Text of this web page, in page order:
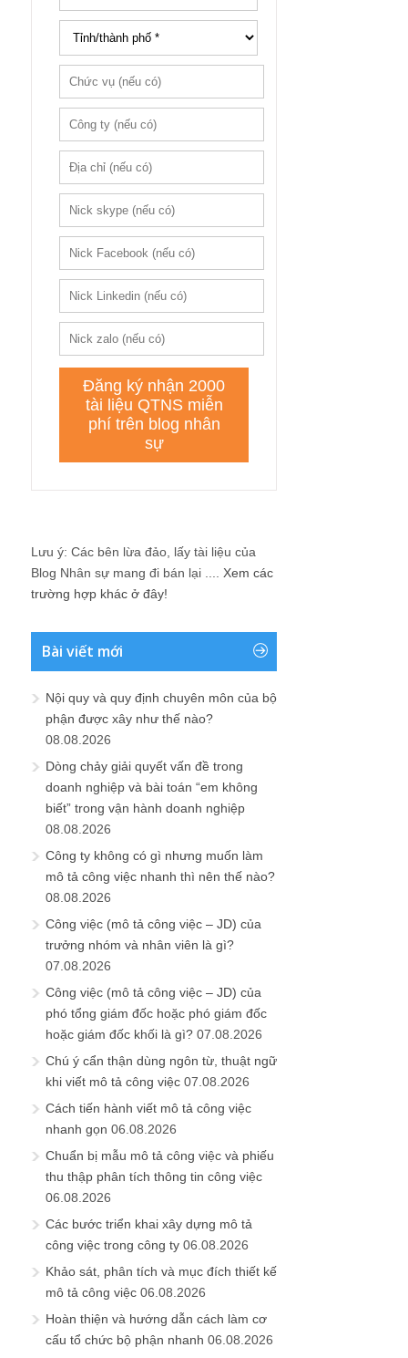
Lưu ý: Các bên lừa đảo, lấy tài liệu của
Blog Nhân sự mang đi bán lại .... Xem các
trường hợp khác ở đây!
Bài viết mới
Nội quy và quy định chuyên môn của bộ
phận được xây như thế nào?
08.08.2026
Dòng chảy giải quyết vấn đề trong
doanh nghiệp và bài toán “em không
biết” trong vận hành doanh nghiệp
08.08.2026
Công ty không có gì nhưng muốn làm
mô tả công việc nhanh thì nên thế nào?
08.08.2026
Công việc (mô tả công việc – JD) của
trưởng nhóm và nhân viên là gì?
07.08.2026
Công việc (mô tả công việc – JD) của
phó tổng giám đốc hoặc phó giám đốc
hoặc giám đốc khối là gì? 07.08.2026
Chú ý cẩn thận dùng ngôn từ, thuật ngữ
khi viết mô tả công việc 07.08.2026
Cách tiến hành viết mô tả công việc
nhanh gọn 06.08.2026
Chuẩn bị mẫu mô tả công việc và phiếu
thu thập phân tích thông tin công việc
06.08.2026
Các bước triển khai xây dựng mô tả
công việc trong công ty 06.08.2026
Khảo sát, phân tích và mục đích thiết kế
mô tả công việc 06.08.2026
Hoàn thiện và hướng dẫn cách làm cơ
cấu tổ chức bộ phận nhanh 06.08.2026